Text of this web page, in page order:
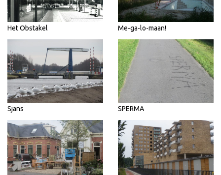
Het Obstakel Me-ga-lo-maan!
Sjans SPERMA